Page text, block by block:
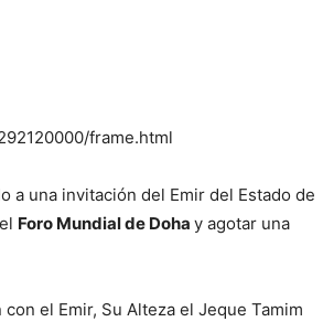
frame.html
a una invitación del Emir del Estado de
Foro Mundial de Doha y agotar una
el Emir, Su Alteza el Jeque Tamim